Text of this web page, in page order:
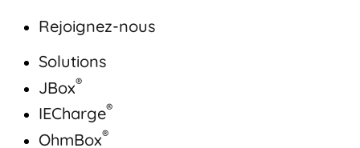
Rejoignez-nous
Solutions
JBox®
IECharge®
OhmBox®